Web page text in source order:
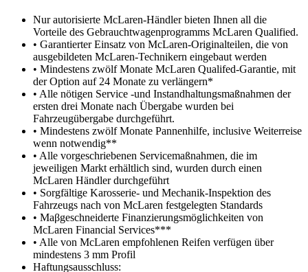
Nur autorisierte McLaren-Händler bieten Ihnen all die
Vorteile des Gebrauchtwagenprogramms McLaren Qualified.
• Garantierter Einsatz von McLaren-Originalteilen, die von
ausgebildeten McLaren-Technikern eingebaut werden
• Mindestens zwölf Monate McLaren Qualifed-Garantie, mit
der Option auf 24 Monate zu verlängern*
• Alle nötigen Service -und Instandhaltungsmaßnahmen der
ersten drei Monate nach Übergabe wurden bei
Fahrzeugübergabe durchgeführt.
• Mindestens zwölf Monate Pannenhilfe, inclusive Weiterreise
wenn notwendig**
• Alle vorgeschriebenen Servicemaßnahmen, die im
jeweiligen Markt erhältlich sind, wurden durch einen
McLaren Händler durchgeführt
• Sorgfältige Karosserie- und Mechanik-Inspektion des
Fahrzeugs nach von McLaren festgelegten Standards
• Maβgeschneiderte Finanzierungsmöglichkeiten von
McLaren Financial Services***
• Alle von McLaren empfohlenen Reifen verfügen über
mindestens 3 mm Profil
Haftungsausschluss: